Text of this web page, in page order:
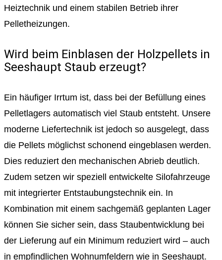
Heiztechnik und einem stabilen Betrieb ihrer
Pelletheizungen.
Wird beim Einblasen der Holzpellets in
Seeshaupt Staub erzeugt?
Ein häufiger Irrtum ist, dass bei der Befüllung eines
Pelletlagers automatisch viel Staub entsteht. Unsere
moderne Liefertechnik ist jedoch so ausgelegt, dass
die Pellets möglichst schonend eingeblasen werden.
Dies reduziert den mechanischen Abrieb deutlich.
Zudem setzen wir speziell entwickelte Silofahrzeuge
mit integrierter Entstaubungstechnik ein. In
Kombination mit einem sachgemäß geplanten Lager
können Sie sicher sein, dass Staubentwicklung bei
der Lieferung auf ein Minimum reduziert wird – auch
in empfindlichen Wohnumfeldern wie in Seeshaupt.